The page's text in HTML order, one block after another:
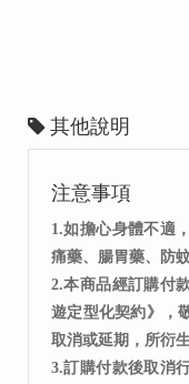
其他說明
注意事項
1.如擔心身體不適
痛藥、腸胃藥、防
2.本商品經訂購付
遊定型化契約》，
取消或延期，所衍
3.訂購付款後取消